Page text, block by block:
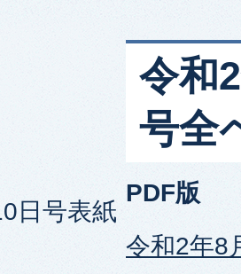
日号表紙
令和
号全
PDF版
令和2年8